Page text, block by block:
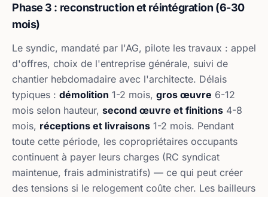
Phase 3 : reconstruction et réintégration (6-30
mois)
Le syndic, mandaté par l'AG, pilote les travaux : appel
d'offres, choix de l'entreprise générale, suivi de
chantier hebdomadaire avec l'architecte. Délais
typiques : démolition 1-2 mois, gros œuvre 6-12
mois selon hauteur, second œuvre et finitions 4-8
mois, réceptions et livraisons 1-2 mois. Pendant
toute cette période, les copropriétaires occupants
continuent à payer leurs charges (RC syndicat
maintenue, frais administratifs) — ce qui peut créer
des tensions si le relogement coûte cher. Les bailleurs